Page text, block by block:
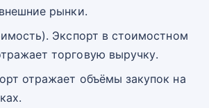
рынки.
Экспорт в стоимостном
торговую выручку.
отражает объёмы закупок на